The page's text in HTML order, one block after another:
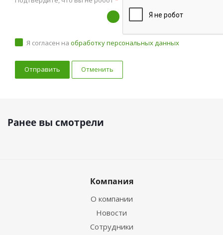
Я согласен на обработку персональных данных
Отменить
Ранее вы смотрели
Компания
О компании
Новости
Сотрудники